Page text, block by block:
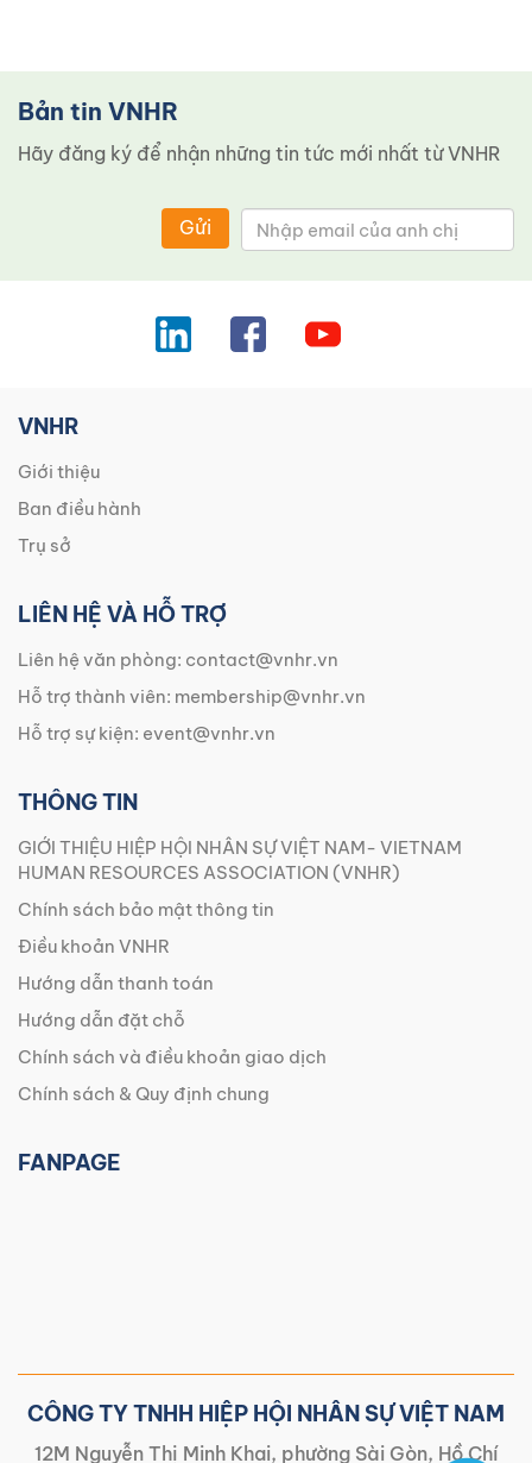
Bản tin VNHR
Hãy đăng ký để nhận những tin tức mới nhất từ ​​VNHR
Gửi
VNHR
Giới thiệu
Ban điều hành
Trụ sở
LIÊN HỆ VÀ HỖ TRỢ
Liên hệ văn phòng: contact@vnhr.vn
Hỗ trợ thành viên: membership@vnhr.vn
Hỗ trợ sự kiện: event@vnhr.vn
THÔNG TIN
GIỚI THIỆU HIỆP HỘI NHÂN SỰ VIỆT NAM- VIETNAM
HUMAN RESOURCES ASSOCIATION (VNHR)
Chính sách bảo mật thông tin
Điều khoản VNHR
Hướng dẫn thanh toán
Hướng dẫn đặt chỗ
Chính sách và điều khoản giao dịch
Chính sách & Quy định chung
FANPAGE
CÔNG TY TNHH HIỆP HỘI NHÂN SỰ VIỆT NAM
12M Nguyễn Thị Minh Khai, phường Sài Gòn, Hồ Chí